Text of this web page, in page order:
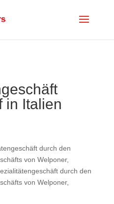
in Italien
durch den
von Welponer,
durch den
von Welponer,